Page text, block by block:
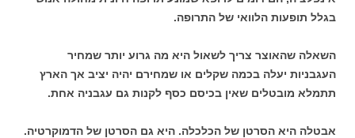
בגלל תופעות הלוואי של התרופה.
השאלה שהאוצר צריך לשאול היא מה גרוע יותר שמחיר
העגבניות יעלה בכמה שקלים או שמחירם יהיה יציב אך הארץ
תתמלא מובטלים שאין בכיסם כסף לקנות גם עגבניה אחת.
אבטלה היא הסרטן של הכלכלה. היא גם הסרטן של הדמוקרטיה.